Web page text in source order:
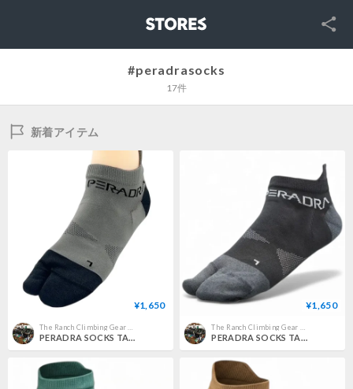
SNS
#peradrasocks
17件
新着アイテム
¥1,650
PERADRA SOCKS TABI Grey
¥1,650
PERADRA SOCKS TABI Black